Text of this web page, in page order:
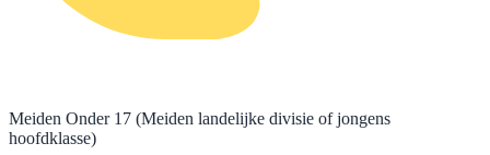
Meiden Onder 17 (Meiden landelijke divisie of jongens
hoofdklasse)